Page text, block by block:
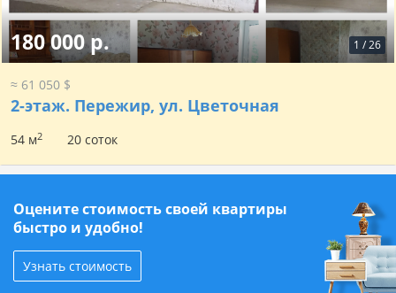
1 /26
180 000 р.
≈ 61 050 $
2-этаж. Пережир, ул. Цветочная
54 м2 20 соток
Оцените стоимость своей квартиры
быстро и удобно!
Узнать стоимость